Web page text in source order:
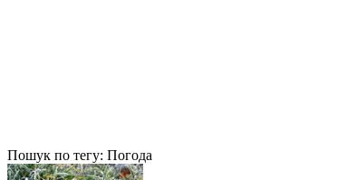
Пошук по тегу: Погода